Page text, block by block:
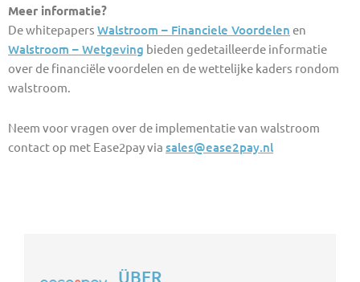
Meer informatie?
De whitepapers Walstroom – Financiele Voordelen en
Walstroom – Wetgeving bieden gedetailleerde informatie
over de financiële voordelen en de wettelijke kaders rondom
walstroom.
Neem voor vragen over de implementatie van walstroom
contact op met Ease2pay via sales@ease2pay.nl
ÜBER